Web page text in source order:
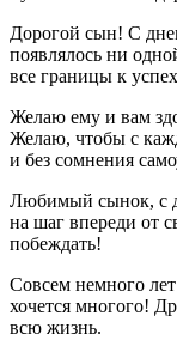
Дорогой сын! С
появлялось ни
все границы к
Желаю ему и вам
Желаю, чтобы с
и без сомнения
Любимый сынок, с
на шаг впереди от
побеждать!
Совсем немного
хочется многого!
всю жизнь.